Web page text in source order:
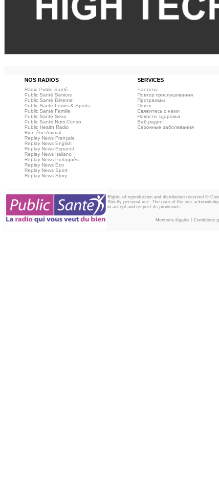
NOS RADIOS SERVICES
Radio Public Santé
Public Santé Seniors
Public Santé Détente
Public Santé Loisirs & Sports
Public Santé Famille
Public Santé Sexo
Public Santé Nutri-Conso
Public Health Radio
Bien-être Animal
Replay News Français
Replay News English
Replay News Espanol
Replay News Italiano
Replay News Portuguès
Replay News Eco
Replay News Sport
Replay News Story
Частоты
Повтор прослушивания
Программы
Поиск
Свяжитесь с нами
Новости здоровья
Веб‑радио
Сезонные заболевания
Rights of reproduction and distribution reserved ©
Strictly personal use. The user of the site
in accept and respect its provisions.
Mentions légales Conditions